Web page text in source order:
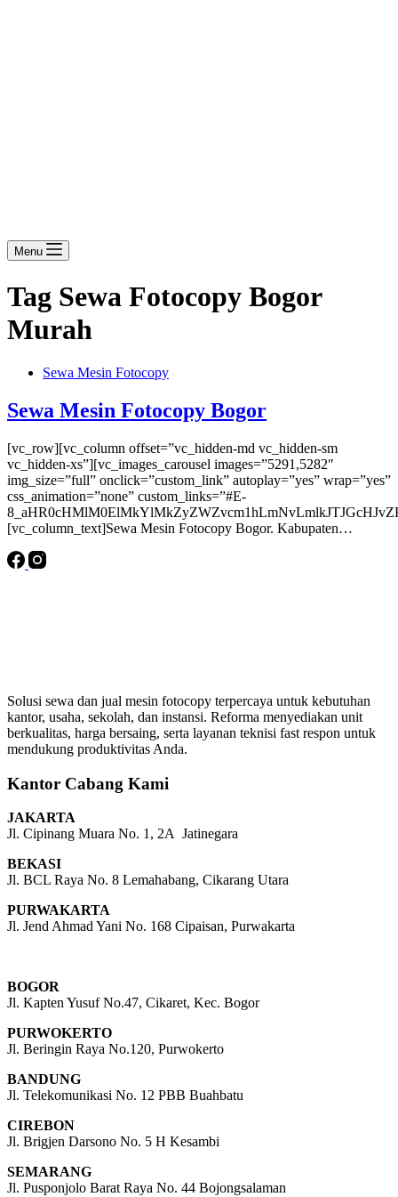
Menu
Tag Sewa Fotocopy Bogor
Murah
Sewa Mesin Fotocopy
Sewa Mesin Fotocopy Bogor
[vc_row][vc_column offset=”vc_hidden-md vc_hidden-sm
vc_hidden-xs”][vc_images_carousel images=”5291,5282″
img_size=”full” onclick=”custom_link” autoplay=”yes” wrap=”yes”
css_animation=”none” custom_links=”#E-
[vc_column_text]Sewa Mesin Fotocopy Bogor. Kabupaten…
Solusi sewa dan jual mesin fotocopy terpercaya untuk kebutuhan
kantor, usaha, sekolah, dan instansi. Reforma menyediakan unit
berkualitas, harga bersaing, serta layanan teknisi fast respon untuk
mendukung produktivitas Anda.
Kantor Cabang Kami
JAKARTA
Jl. Cipinang Muara No. 1, 2A Jatinegara
BEKASI
Jl. BCL Raya No. 8 Lemahabang, Cikarang Utara
PURWAKARTA
Jl. Jend Ahmad Yani No. 168 Cipaisan, Purwakarta
BOGOR
Jl. Kapten Yusuf No.47, Cikaret, Kec. Bogor
PURWOKERTO
Jl. Beringin Raya No.120, Purwokerto
BANDUNG
Jl. Telekomunikasi No. 12 PBB Buahbatu
CIREBON
Jl. Brigjen Darsono No. 5 H Kesambi
SEMARANG
Jl. Pusponjolo Barat Raya No. 44 Bojongsalaman